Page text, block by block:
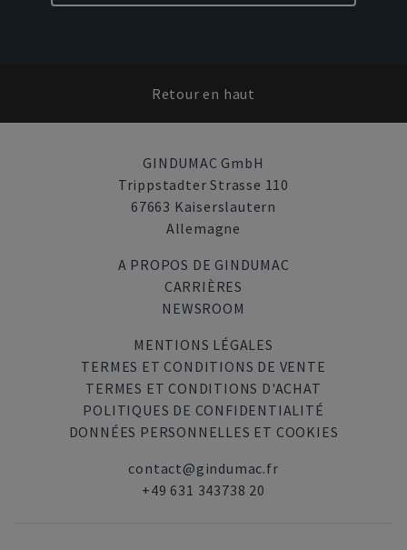
Retour en haut
GINDUMAC GmbH
Trippstadter Strasse 110
67663 Kaiserslautern
Allemagne
A PROPOS DE GINDUMAC
CARRIÈRES
NEWSROOM
MENTIONS LÉGALES
TERMES ET CONDITIONS DE VENTE
TERMES ET CONDITIONS D'ACHAT
POLITIQUES DE CONFIDENTIALITÉ
DONNÉES PERSONNELLES ET COOKIES
contact@gindumac.fr
+49 631 343738 20